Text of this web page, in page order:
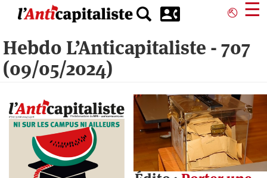
principal
⎋ ☰
Hebdo L’Anticapitaliste - 707
(09/05/2024)